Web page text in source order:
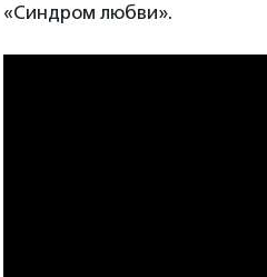
«Синдром любви».